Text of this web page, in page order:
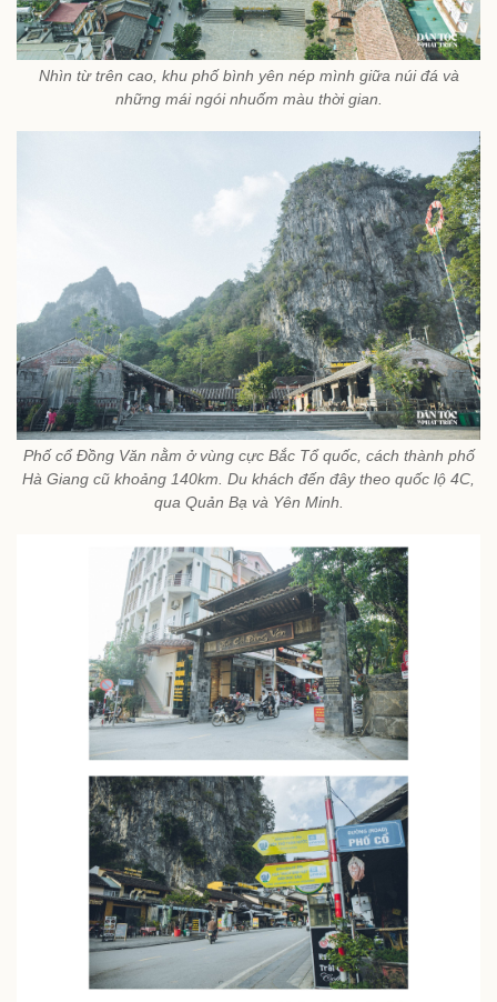
Nhìn từ trên cao, khu phố bình yên nép mình giữa núi đá và
những mái ngói nhuốm màu thời gian.
Phố cổ Đồng Văn nằm ở vùng cực Bắc Tổ quốc, cách thành phố
Hà Giang cũ khoảng 140km. Du khách đến đây theo quốc lộ 4C,
qua Quản Bạ và Yên Minh.